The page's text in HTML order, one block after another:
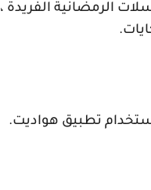
الرمضانية الفريدة ،
تطبيق هواديت.